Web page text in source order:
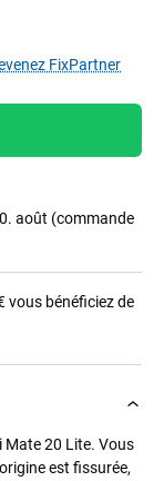
FixPartner
août (commande
vous bénéficiez de
Mate 20 Lite. Vous
est fissurée,